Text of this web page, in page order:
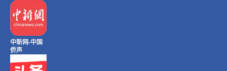
中新网-中国
侨声